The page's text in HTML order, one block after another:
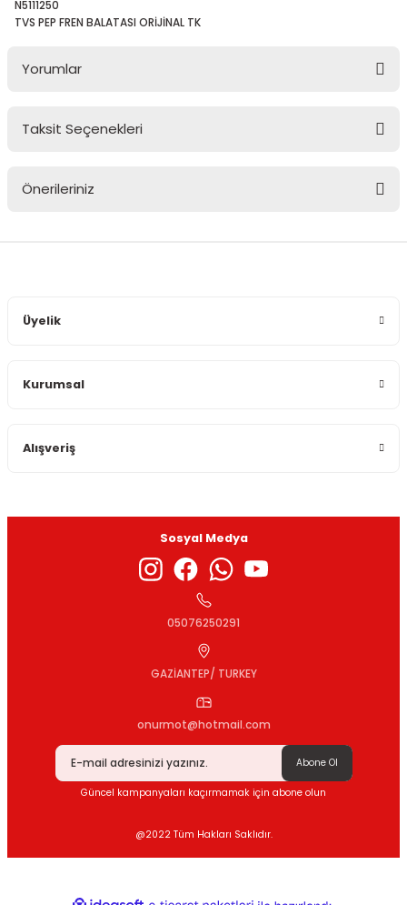
N5111250
TVS PEP FREN BALATASI ORİJİNAL TK
Yorumlar
Taksit Seçenekleri
Önerileriniz
Ürün bilgilerinde hatalar bulunuyor.
Gönder
Üyelik
Kurumsal
Alışveriş
Sosyal Medya
05076250291
GAZİANTEP/ TURKEY
onurmot@hotmail.com
Abone Ol
Güncel kampanyaları kaçırmamak için abone olun
@2022 Tüm Hakları Saklıdır.